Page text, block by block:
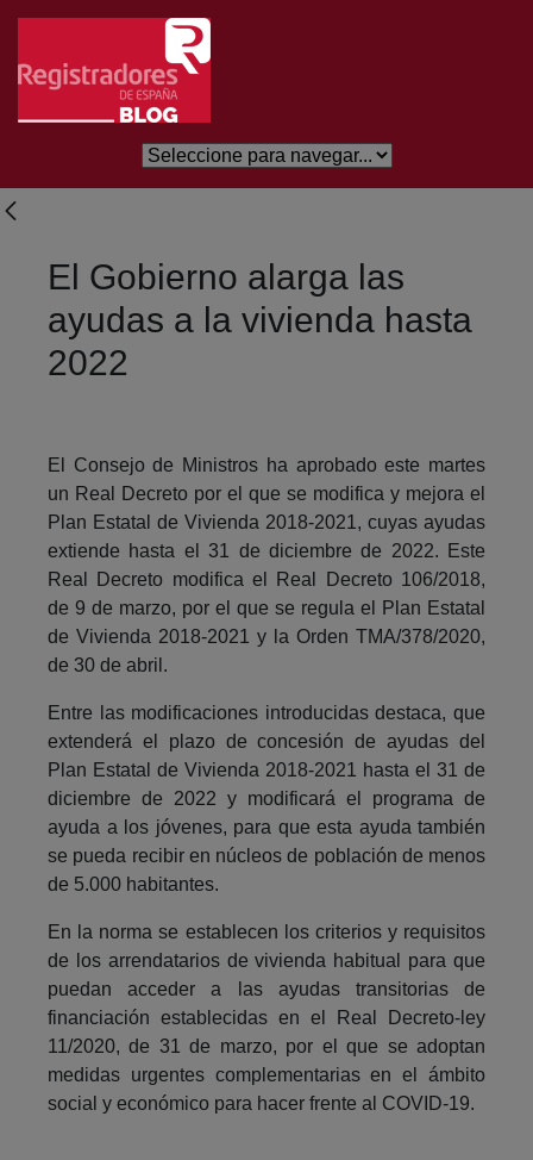
Salta al contingut principal
El Gobierno alarga las
ayudas a la vivienda hasta
2022
El Consejo de Ministros ha aprobado este martes
un Real Decreto por el que se modifica y mejora el
Plan Estatal de Vivienda 2018-2021, cuyas ayudas
extiende hasta el 31 de diciembre de 2022. Este
Real Decreto modifica el Real Decreto 106/2018,
de 9 de marzo, por el que se regula el Plan Estatal
de Vivienda 2018-2021 y la Orden TMA/378/2020,
de 30 de abril.
Entre las modificaciones introducidas destaca, que
extenderá el plazo de concesión de ayudas del
Plan Estatal de Vivienda 2018-2021 hasta el 31 de
diciembre de 2022 y modificará el programa de
ayuda a los jóvenes, para que esta ayuda también
se pueda recibir en núcleos de población de menos
de 5.000 habitantes.
En la norma se establecen los criterios y requisitos
de los arrendatarios de vivienda habitual para que
puedan acceder a las ayudas transitorias de
financiación establecidas en el Real Decreto-ley
11/2020, de 31 de marzo, por el que se adoptan
medidas urgentes complementarias en el ámbito
social y económico para hacer frente al COVID-19.